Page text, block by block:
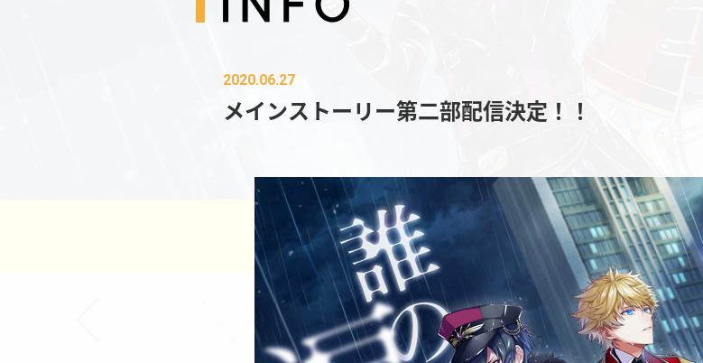
2020.06.27
メインストーリー第二部配信決定！！